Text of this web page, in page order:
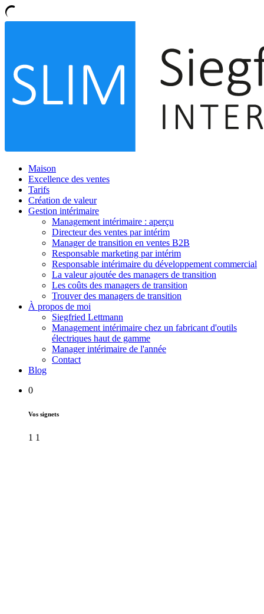
Maison
Excellence des ventes
Tarifs
Création de valeur
Gestion intérimaire
Management intérimaire : aperçu
Directeur des ventes par intérim
Manager de transition en ventes B2B
Responsable marketing par intérim
Responsable intérimaire du développement commercial
La valeur ajoutée des managers de transition
Les coûts des managers de transition
Trouver des managers de transition
À propos de moi
Siegfried Lettmann
Management intérimaire chez un fabricant d'outils
électriques haut de gamme
Manager intérimaire de l'année
Contact
Blog
0
Vos signets
1 1